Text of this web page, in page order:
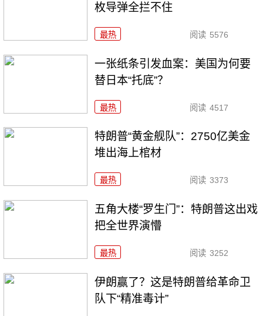
枚导弹全拦不住
最热 阅读 5576
一张纸条引发血案：美国为何要
替日本“托底”？
最热 阅读 4517
特朗普“黄金舰队”：2750亿美金
堆出海上棺材
最热 阅读 3373
五角大楼“罗生门”：特朗普这出戏
把全世界演懵
最热 阅读 3252
伊朗赢了？这是特朗普给革命卫
队下“精准毒计”